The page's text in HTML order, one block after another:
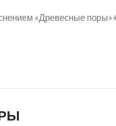
«Древеcные